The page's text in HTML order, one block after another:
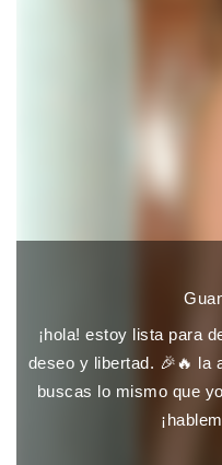
¡hola! estoy lista para
deseo y libertad. 🎉🔥 la
buscas lo mismo que